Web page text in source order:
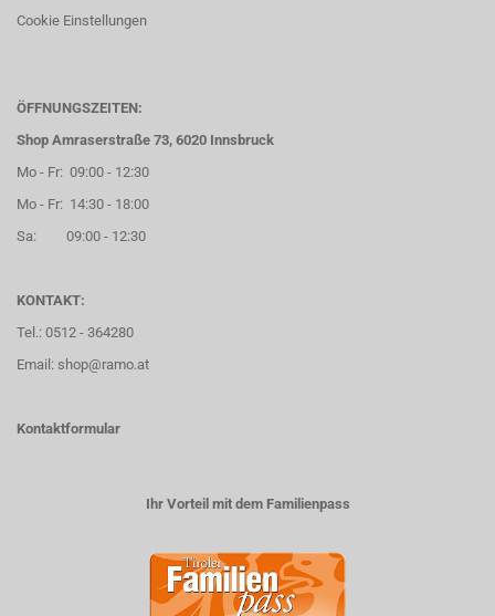
Cookie Einstellungen
ÖFFNUNGSZEITEN:
Shop Amraserstraße 73, 6020 Innsbruck
Mo - Fr: 09:00 - 12:30
Mo - Fr: 14:30 - 18:00
Sa: 09:00 - 12:30
KONTAKT:
Tel.: 0512 - 364280
Email: shop@ramo.at
Kontaktformular
Ihr Vorteil mit dem Familienpass